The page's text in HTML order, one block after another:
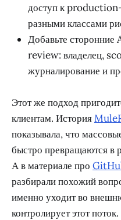
доступ к
разными классами
Добавьте
review: владелец,
журналирование и
Этот же подход
клиентам. История
показывала, что
быстро превращаются в
А в материале про
разбирали похожий
именно уходит во
контролирует этот поток.